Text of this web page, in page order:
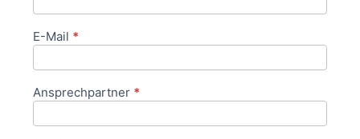
E-Mail *
Ansprechpartner *